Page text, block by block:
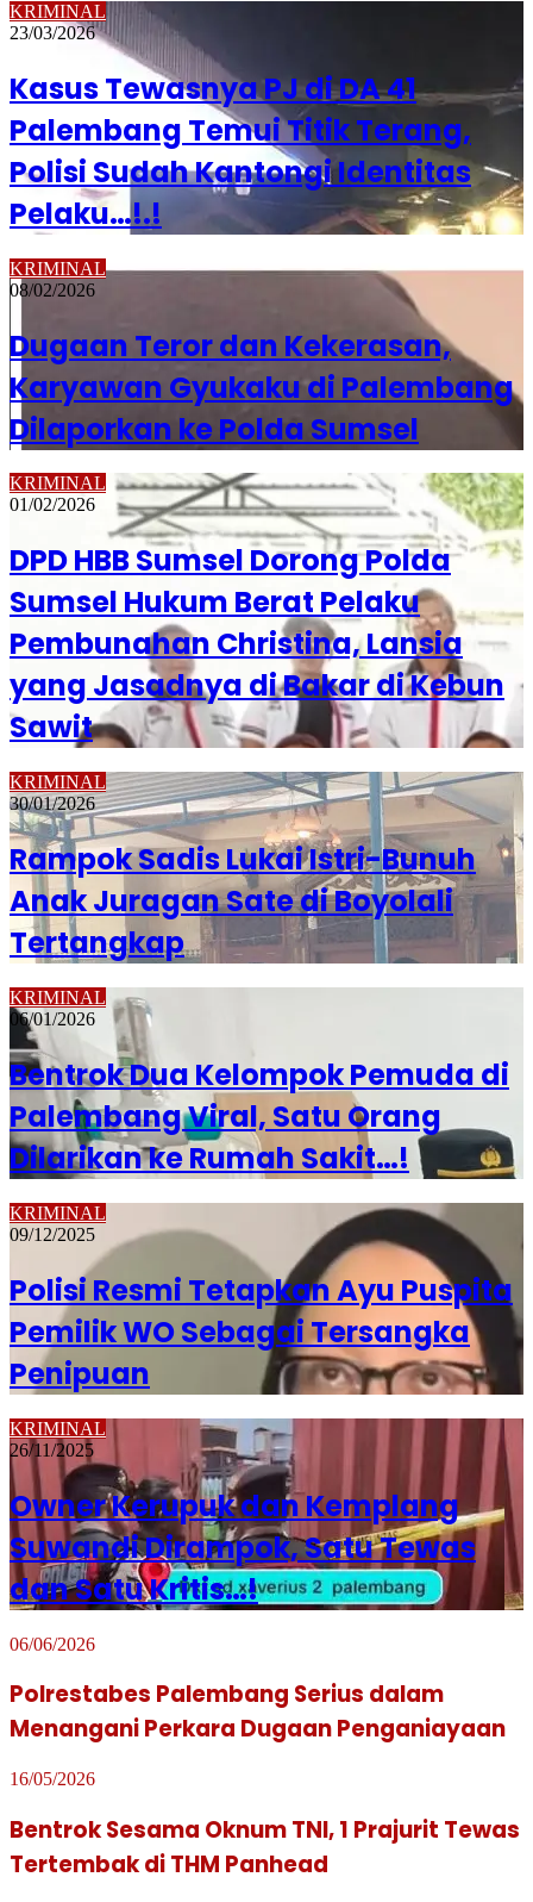
KRIMINAL
23/03/2026
Kasus Tewasnya PJ di DA 41
Palembang Temui Titik Terang,
Polisi Sudah Kantongi Identitas
Pelaku…!.!
KRIMINAL
08/02/2026
Dugaan Teror dan Kekerasan,
Karyawan Gyukaku di Palembang
Dilaporkan ke Polda Sumsel
KRIMINAL
01/02/2026
DPD HBB Sumsel Dorong Polda
Sumsel Hukum Berat Pelaku
Pembunahan Christina, Lansia
yang Jasadnya di Bakar di Kebun
Sawit
KRIMINAL
30/01/2026
Rampok Sadis Lukai Istri-Bunuh
Anak Juragan Sate di Boyolali
Tertangkap
KRIMINAL
06/01/2026
Bentrok Dua Kelompok Pemuda di
Palembang Viral, Satu Orang
Dilarikan ke Rumah Sakit…!
KRIMINAL
09/12/2025
Polisi Resmi Tetapkan Ayu Puspita
Pemilik WO Sebagai Tersangka
Penipuan
KRIMINAL
26/11/2025
Owner Kerupuk dan Kemplang
Suwandi Dirampok, Satu Tewas
dan Satu Kritis…!
06/06/2026
Polrestabes Palembang Serius dalam
Menangani Perkara Dugaan Penganiayaan
16/05/2026
Bentrok Sesama Oknum TNI, 1 Prajurit Tewas
Tertembak di THM Panhead